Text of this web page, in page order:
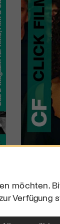
möchten.
Verfügung